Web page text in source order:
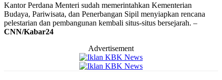
Kantor Perdana Menteri sudah memerintahkan Kementerian
Budaya, Pariwisata, dan Penerbangan Sipil menyiapkan rencana
pelestarian dan pembangunan kembali situs-situs bersejarah. –
CNN/Kabar24
Advertisement